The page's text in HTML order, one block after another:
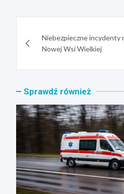
wpisuNiebezpieczne incydenty
Nowej Wsi Wielkiej
Sprawdź również